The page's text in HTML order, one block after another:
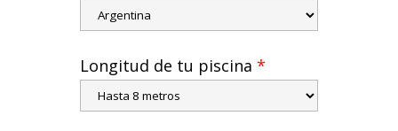
Longitud de tu piscina *